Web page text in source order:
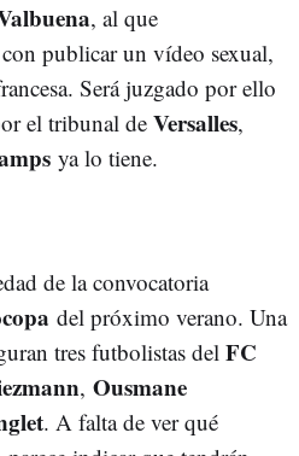
, al que
publicar un vídeo sexual,
Será juzgado por ello
el tribunal de Versalles,
ya lo tiene.
de la convocatoria
del próximo verano. Una
tres futbolistas del FC
, Ousmane
. A falta de ver qué